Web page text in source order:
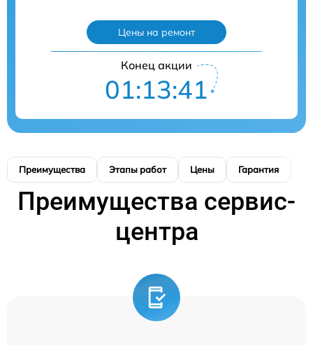
Цены на ремонт
Конец акции
01:13:40
Преимущества Этапы работ Цены Гарантия
Преимущества сервис-
центра